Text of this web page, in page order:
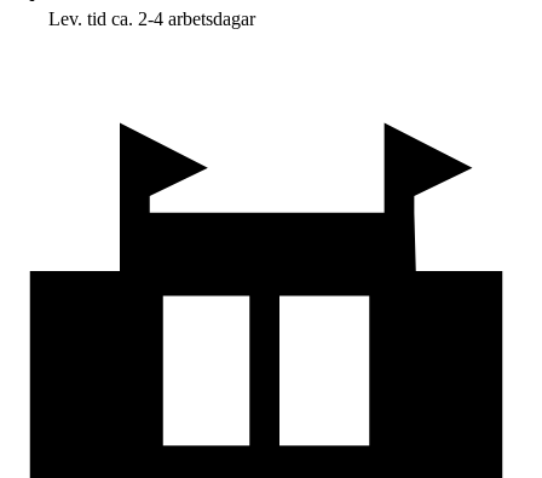
Lev. tid ca. 2-4 arbetsdagar